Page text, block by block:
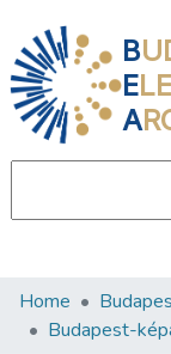
B
E
A
Communities &
Home
Budapest-